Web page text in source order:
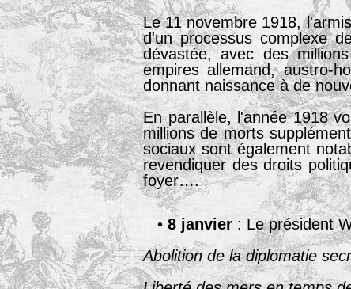
Le 11 novembre 1918,
d'un processus complexe
dévastée, avec des
empires allemand, austro-
donnant naissance à de
En parallèle, l'année 1918
millions de morts
sociaux sont également
revendiquer des droits
foyer….
• 8 janvier : Le président
Abolition de la diplomatie